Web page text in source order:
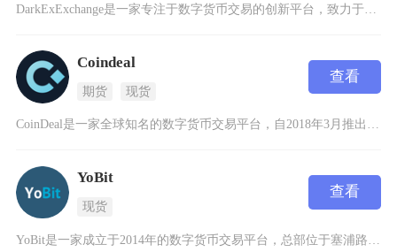
DarkExExchange是一家专注于数字货币交易的创新平台，致力于为用户提供安全、高效
Coindeal
期货 现货
查看
CoinDeal是一家全球知名的数字货币交易平台，自2018年3月推出以来，凭借其丰富的交
YoBit
现货
查看